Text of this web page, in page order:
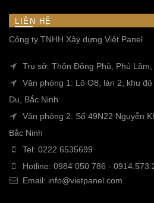
LIÊN HỆ
Công ty TNHH Xây dựng Việt Panel
Trụ sở: Thôn Đông Phù, Phú Lâm,
Văn phòng 1: Lô O8, làn 2, khu
Du, Bắc Ninh
Văn phòng 2: Số 49N22 Nguyễn
Bắc Ninh
Tel: 0222 6535699
Hotline: 0984 050 786 -
Email: info@vietpanel.com